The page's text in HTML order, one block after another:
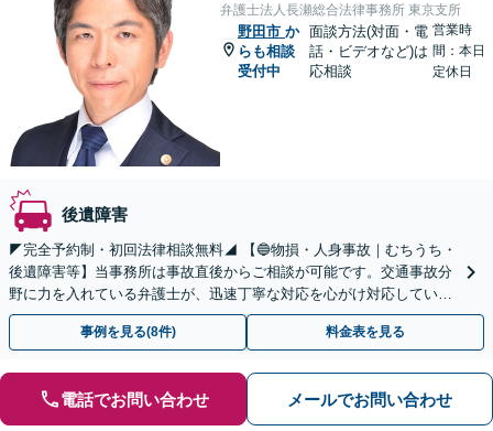
弁護士法人長瀬総合法律事務所 東京支所
野田市 か
らも相談
受付中
面談方法(対面・電
話・ビデオなど)は
応相談
営業時
間：本日
定休日
後遺障害
◤完全予約制・初回法律相談無料◢ 【🔵物損・人身事故｜むちうち・
後遺障害等】当事務所は事故直後からご相談が可能です。交通事故分
野に力を入れている弁護士が、迅速丁寧な対応を心がけ対応していま
す。お気軽にお問い合わせください。
事例を見る(8件) 料金表を見る
電話でお問い合わせ メールでお問い合わせ